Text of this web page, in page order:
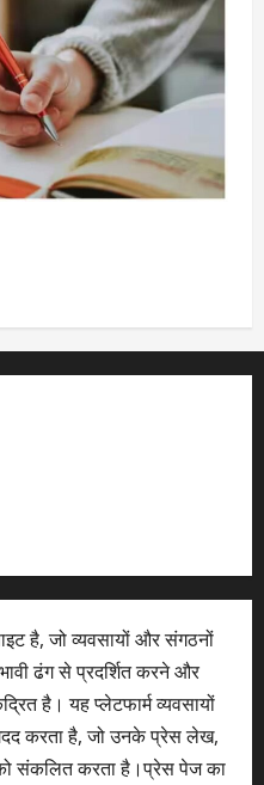
है, जो व्यवसायों और संगठनों
ढंग से प्रदर्शित करने और
है। यह प्लेटफार्म व्यवसायों
करता है, जो उनके प्रेस लेख,
संकलित करता है।प्रेस पेज का